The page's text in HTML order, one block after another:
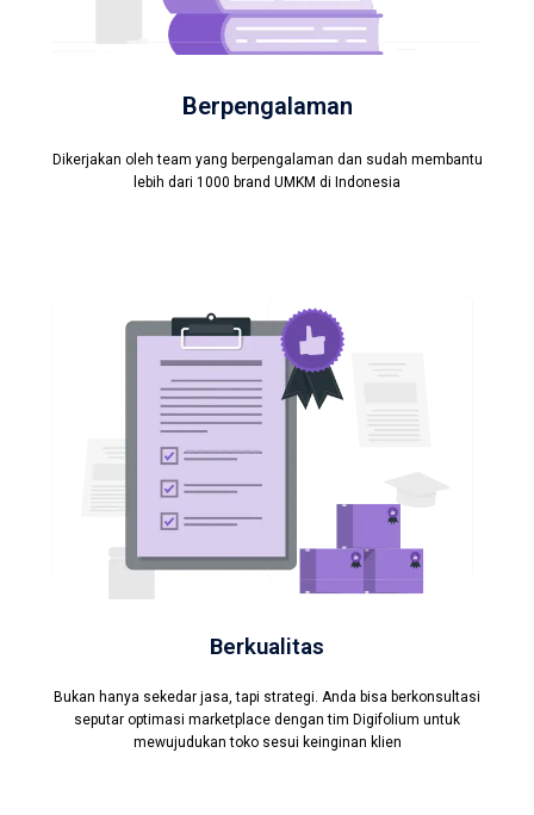
Berpengalaman
Dikerjakan oleh team yang berpengalaman dan sudah membantu
lebih dari 1000 brand UMKM di Indonesia
Berkualitas
Bukan hanya sekedar jasa, tapi strategi. Anda bisa berkonsultasi
seputar optimasi marketplace dengan tim Digifolium untuk
mewujudukan toko sesui keinginan klien